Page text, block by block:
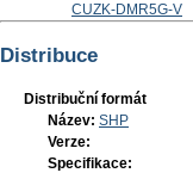
CUZK-DMR5G-V
Distribuce
Distribuční formát
Název: SHP
Verze:
Specifikace: